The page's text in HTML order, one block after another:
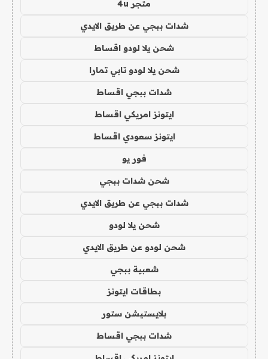
متجر 4u
شدات ببجي عن طريق الايدي
شحن يلا لودو اقساط
شحن يلا لودو تابي تمارا
شدات ببجي اقساط
ايتونز امريكي اقساط
ايتونز سعودي اقساط
فور يو
شحن شدات ببجي
شدات ببجي عن طريق الايدي
شحن يلا لودو
شحن لودو عن طريق الايدي
شعبية ببجي
بطاقات ايتونز
بلايستيشن ستور
شدات ببجي اقساط